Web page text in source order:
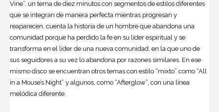
Vine”, un tema de diez minutos con segmentos de estilos diferentes
que se integran de manera perfecta mientras progresan y
reaparecen, cuenta la historia de un hombre que abandona una
comunidad porque ha perdido la fe en su líder espiritual y se
transforma en el líder de una nueva comunidad, en la que uno de
sus seguidores a su vez lo abandona por razones similares. En ese
mismo disco se encuentran otros temas con estilo “mixto” como “All
in a Mouse’s Night” y algunos, como “Afterglow”, con una línea
melódica diferente.